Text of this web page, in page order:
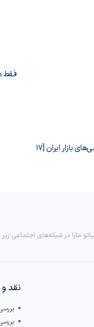
قیمت روز پرفروش‌ترین گوشی‌های بازار ایران [17
فقط
مارا در شبکه‌های اجتماعی
نقد